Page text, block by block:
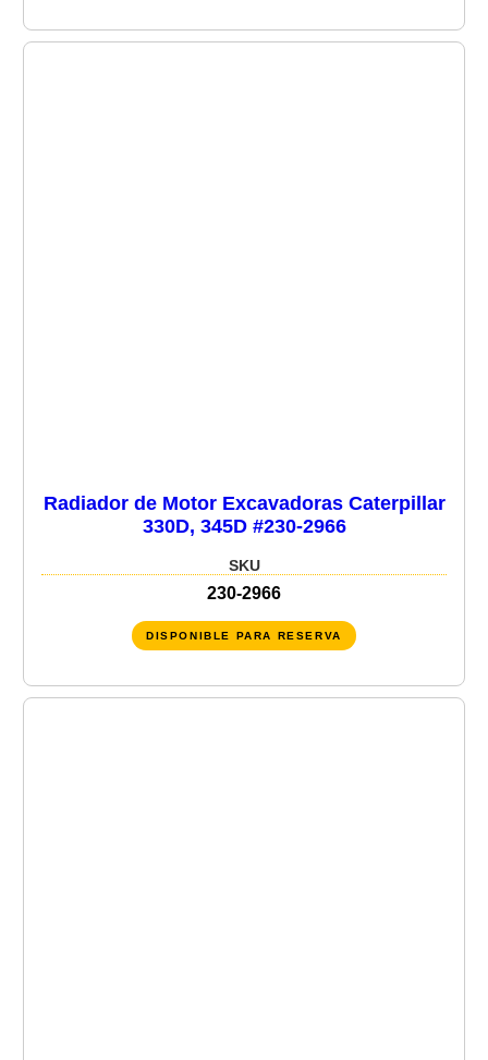
Radiador de Motor Excavadoras Caterpillar
330D, 345D #230-2966
SKU
230-2966
DISPONIBLE PARA RESERVA